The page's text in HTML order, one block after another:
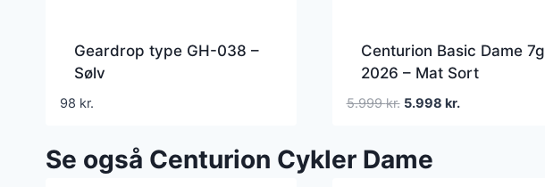
Geardrop type GH-038 –
Sølv
98 kr.
Centurion Basic Dame 7g
2026 – Mat Sort
5.999kr. Den
var:
5.998 kr.Den
Se også Centurion Cykler Dame